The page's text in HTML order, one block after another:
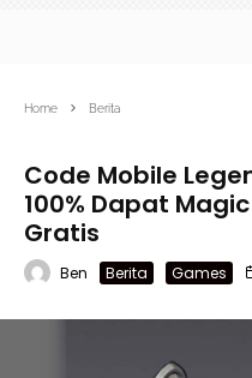
Home Berita
Code Mobile
100% Dapat
Gratis
Ben Berita Games